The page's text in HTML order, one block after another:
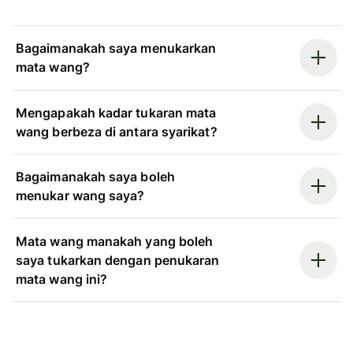
Bagaimanakah saya menukarkan
mata wang?
Mengapakah kadar tukaran mata
wang berbeza di antara syarikat?
Bagaimanakah saya boleh
menukar wang saya?
Mata wang manakah yang boleh
saya tukarkan dengan penukaran
mata wang ini?